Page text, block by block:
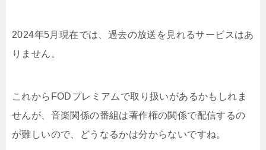
2024年5月現在では、過去の放送を見れるサービスはあ
りません。
これからFODプレミアムで取り扱いがあるかもしれま
せんが、音楽関係の番組は著作権の関係で配信するの
が難しいので、どうなるかは分からないですね。